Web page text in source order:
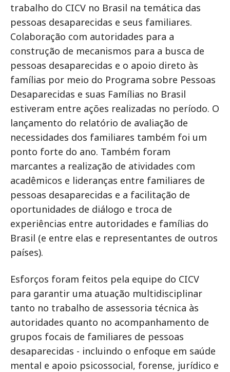
trabalho do CICV no Brasil na temática das
pessoas desaparecidas e seus familiares.
Colaboração com autoridades para a
construção de mecanismos para a busca de
pessoas desaparecidas e o apoio direto às
famílias por meio do Programa sobre Pessoas
Desaparecidas e suas Famílias no Brasil
estiveram entre ações realizadas no período. O
lançamento do relatório de avaliação de
necessidades dos familiares também foi um
ponto forte do ano. Também foram
marcantes a realização de atividades com
acadêmicos e lideranças entre familiares de
pessoas desaparecidas e a facilitação de
oportunidades de diálogo e troca de
experiências entre autoridades e famílias do
Brasil (e entre elas e representantes de outros
países).
Esforços foram feitos pela equipe do CICV
para garantir uma atuação multidisciplinar
tanto no trabalho de assessoria técnica às
autoridades quanto no acompanhamento de
grupos focais de familiares de pessoas
desaparecidas - incluindo o enfoque em saúde
mental e apoio psicossocial, forense, jurídico e